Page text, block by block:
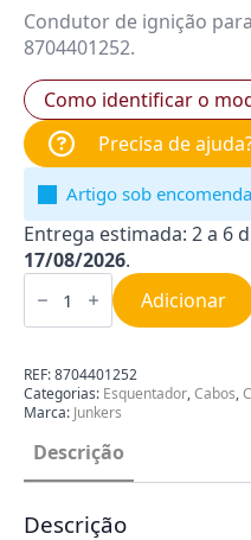
Condutor de ignição
8704401252.
Como identificar o
Precisa de
Artigo sob encomenda
Entrega estimada: 2 a 6
17/08/2026.
Quantidade
de
de
para
Esquentador
Junkers
8704401252
Adicionar
REF:8704401252
Categorias: Esquentador,Cabos,
Marca: Junkers
Descrição
Descrição